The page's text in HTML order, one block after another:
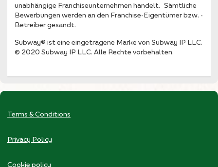
unabhängige Franchiseunternehmen handelt. Sämtliche
Bewerbungen werden an den Franchise-Eigentümer bzw. -
Betreiber gesandt.
Subway® ist eine eingetragene Marke von Subway IP LLC.
© 2020 Subway IP LLC. Alle Rechte vorbehalten.
Terms & Conditions
Privacy Policy
Cookie policy